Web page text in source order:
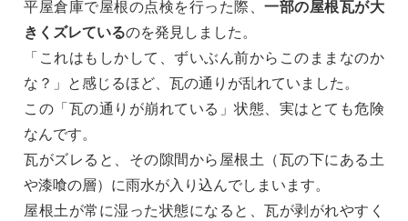
平屋倉庫で屋根の点検を行った際、一部の屋根瓦が大
きくズレているのを発見しました。
「これはもしかして、ずいぶん前からこのままなのか
な？」と感じるほど、瓦の通りが乱れていました。
この「瓦の通りが崩れている」状態、実はとても危険
なんです。
瓦がズレると、その隙間から屋根土（瓦の下にある土
や漆喰の層）に雨水が入り込んでしまいます。
屋根土が常に湿った状態になると、瓦が剥がれやすく